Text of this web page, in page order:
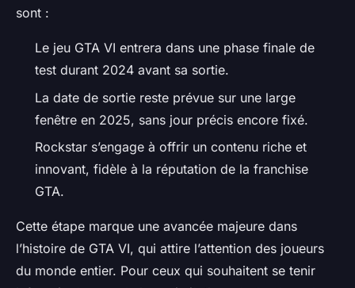
sont :
Le jeu GTA VI entrera dans une phase finale de
test durant 2024 avant sa sortie.
La date de sortie reste prévue sur une large
fenêtre en 2025, sans jour précis encore fixé.
Rockstar s’engage à offrir un contenu riche et
innovant, fidèle à la réputation de la franchise
GTA.
Cette étape marque une avancée majeure dans
l’histoire de GTA VI, qui attire l’attention des joueurs
du monde entier. Pour ceux qui souhaitent se tenir